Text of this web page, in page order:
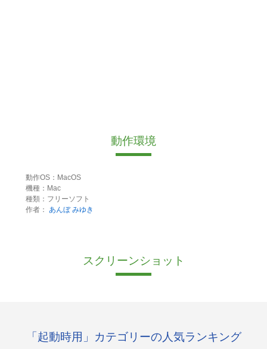
動作環境
動作OS：MacOS
機種：Mac
種類：フリーソフト
作者： あんぼ みゆき
スクリーンショット
「起動時用」カテゴリーの人気ランキング